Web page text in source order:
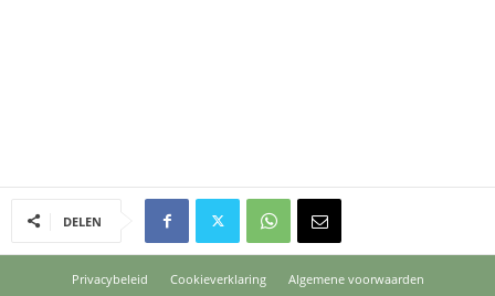
DELEN
Privacybeleid Cookieverklaring Algemene voorwaarden